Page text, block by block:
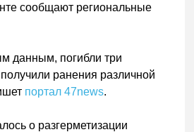
сообщают региональные
данным, погибли три
ранения различной
портал 47news.
о разгерметизации